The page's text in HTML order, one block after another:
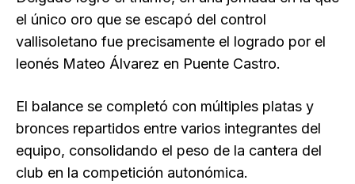
el único oro que se escapó del control
vallisoletano fue precisamente el logrado por el
leonés Mateo Álvarez en Puente Castro.
El balance se completó con múltiples platas y
bronces repartidos entre varios integrantes del
equipo, consolidando el peso de la cantera del
club en la competición autonómica.